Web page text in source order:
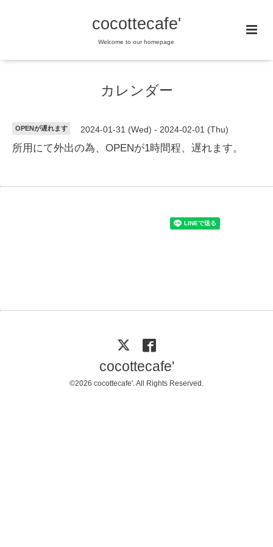
cocottecafe'
Welcome to our homepage
カレンダー
OPENが遅れます 2024-01-31 (Wed) - 2024-02-01 (Thu)
所用にて外出の為、OPENが1時間程、遅れます。
cocottecafe'
©2026 cocottecafe'. All Rights Reserved.